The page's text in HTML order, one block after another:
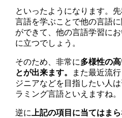
といったようになります。
言語を学ぶことで他の言語
ができて、他の言語学習に
に立つでしょう。
そのため、非常に多様性の
とが出来ます。
また最近流
ジニアなどを目指したい人
ラミング言語といえますね。
逆に
上記の項目に当てはま